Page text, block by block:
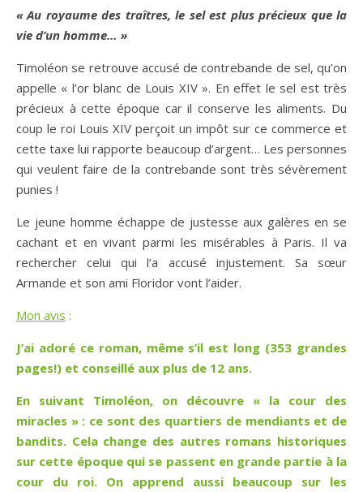
« Au royaume des traîtres, le sel est plus précieux que la
vie d’un homme… »
Timoléon se retrouve accusé de contrebande de sel, qu’on
appelle « l’or blanc de Louis XIV ». En effet le sel est très
précieux à cette époque car il conserve les aliments. Du
coup le roi Louis XIV perçoit un impôt sur ce commerce et
cette taxe lui rapporte beaucoup d’argent… Les personnes
qui veulent faire de la contrebande sont très sévèrement
punies !
Le jeune homme échappe de justesse aux galères en se
cachant et en vivant parmi les misérables à Paris. Il va
rechercher celui qui l’a accusé injustement. Sa sœur
Armande et son ami Floridor vont l’aider.
Mon avis :
J’ai adoré ce roman, même s’il est long (353 grandes
pages!) et conseillé aux plus de 12 ans.
En suivant Timoléon, on découvre « la cour des
miracles » : ce sont des quartiers de mendiants et de
bandits. Cela change des autres romans historiques
sur cette époque qui se passent en grande partie à la
cour du roi. On apprend aussi beaucoup sur les